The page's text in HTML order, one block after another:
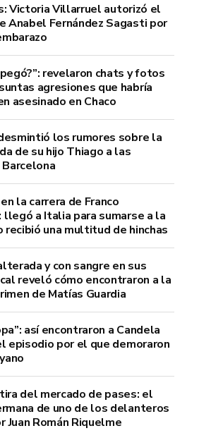
Victoria Villarruel autorizó el
Anabel Fernández Sagasti por
revelaron chats y fotos
agresiones que habría
asesinado en Chaco
los rumores sobre la
de su hijo Thiago a las
la carrera de Franco
llegó a Italia para sumarse a la
recibió una multitud de hinchas
y con sangre en sus
reveló cómo encontraron a la
de Matías Guardia
así encontraron a Candela
episodio por el que demoraron
del mercado de pases: el
de uno de los delanteros
Juan Román Riquelme